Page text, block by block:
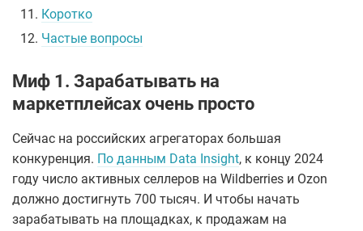
11. Коротко
12. Частые вопросы
Миф 1. Зарабатывать на
маркетплейсах очень просто
Сейчас на российских агрегаторах большая
конкуренция. По данным Data Insight, к концу 2024
году число активных селлеров на Wildberries и Ozon
должно достигнуть 700 тысяч. И чтобы начать
зарабатывать на площадках, к продажам на